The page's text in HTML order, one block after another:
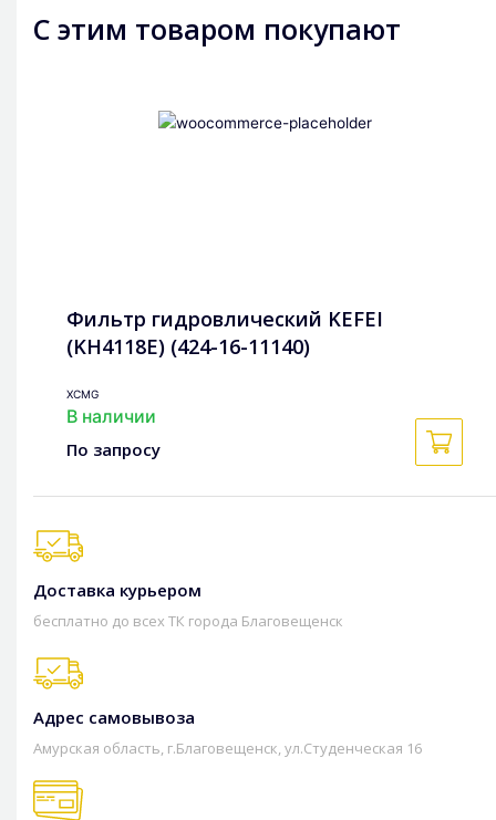
С этим товаром покупают
Фильтр гидровлический KEFEI
(KH4118E) (424-16-11140)
XCMG
В наличии
По запросу
Доставка курьером
бесплатно до всех ТК города Благовещенск
Адрес самовывоза
Амурская область, г.Благовещенск, ул.Студенческая 16